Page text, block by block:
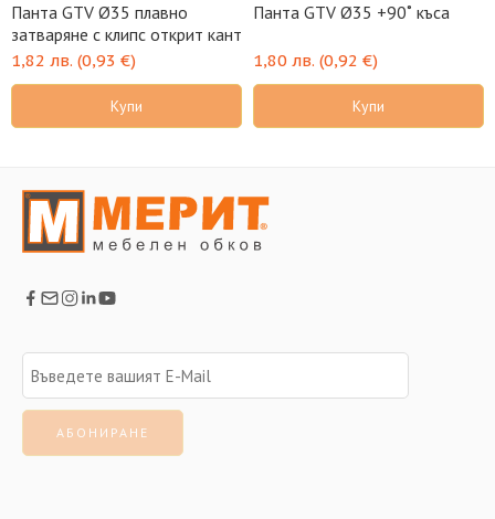
Панта GTV Ø35 плавно
затваряне с клипс открит кант
1,82 лв. (0,93 €)
Купи
Панта GTV Ø35 +90˚ къса
1,80 лв. (0,92 €)
Купи